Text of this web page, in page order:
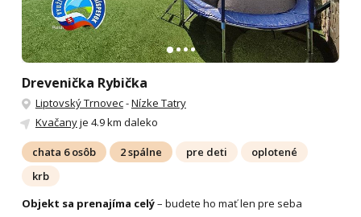
Drevenička Rybička
Liptovský Trnovec-Nízke Tatry
Kvačanyje 4.9 km daleko
chata 6 osôb 2 spálne pre deti
oplotené
krb
Objekt sa prenajíma celý– budete ho mať len pre seba